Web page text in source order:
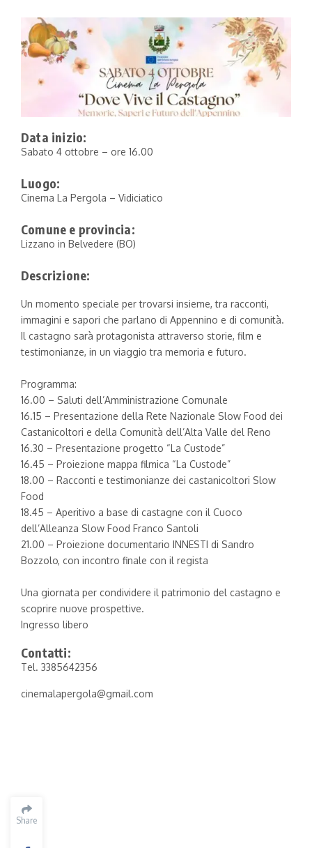
Share
Data inizio:
Sabato 4 ottobre – ore 16.00
Luogo:
Cinema La Pergola – Vidiciatico
Comune e provincia:
Lizzano in Belvedere (BO)
Descrizione:
Un momento speciale per trovarsi insieme, tra racconti,
immagini e sapori che parlano di Appennino e di comunità.
Il castagno sarà protagonista attraverso storie, film e
testimonianze, in un viaggio tra memoria e futuro.
Programma:
16.00 – Saluti dell’Amministrazione Comunale
16.15 – Presentazione della Rete Nazionale Slow Food dei
Castanicoltori e della Comunità dell’Alta Valle del Reno
16.30 – Presentazione progetto “La Custode”
16.45 – Proiezione mappa filmica “La Custode”
18.00 – Racconti e testimonianze dei castanicoltori Slow
Food
18.45 – Aperitivo a base di castagne con il Cuoco
dell’Alleanza Slow Food Franco Santoli
21.00 – Proiezione documentario INNESTI di Sandro
Bozzolo, con incontro finale con il regista
Una giornata per condividere il patrimonio del castagno e
scoprire nuove prospettive.
Ingresso libero
Contatti:
Tel. 3385642356
cinemalapergola@gmail.com